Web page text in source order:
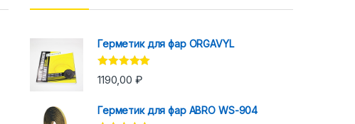
Герметик для фар ORGAVYL
Оценка 5.00
из 5
1190,00 ₽
Герметик для фар ABRO WS-904